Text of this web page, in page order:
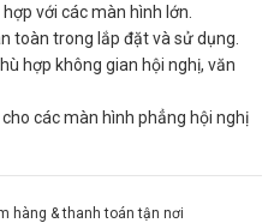
với các màn hình lớn.
toàn trong lắp đặt và sử dụng.
hợp không gian hội nghị, văn
các màn hình phẳng hội nghị
hàng & thanh toán tận nơi